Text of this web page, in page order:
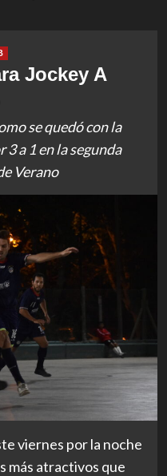
Jockey A
se quedó con la
a 1 en la segunda
Verano
viernes por la noche
más atractivos que